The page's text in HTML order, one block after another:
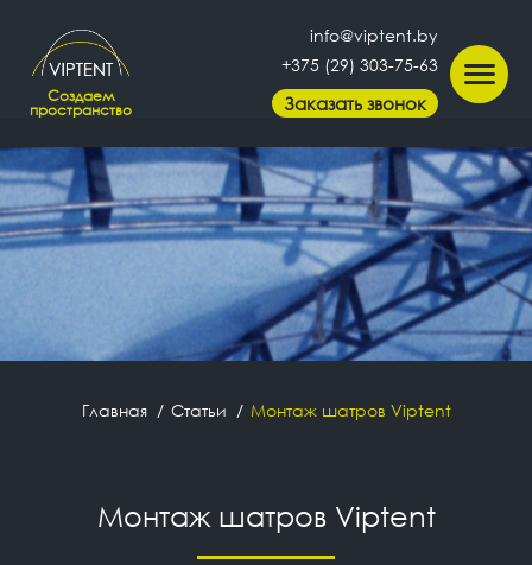
Создаем
пространство
info@viptent.by
+375 (29) 303-75-63
Заказать звонок
Главная Статьи Монтаж шатров Viptent
Монтаж шатров Viptent